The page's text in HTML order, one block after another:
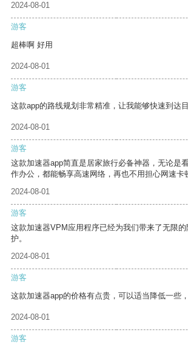
2024-08-01
游客
超棒啊 好用
2024-08-01
游客
这款app的路线规划非常精准，让我能够快速到达目
2024-08-01
游客
这款加速器app简直是居家旅行必备神器，无论是
作办公，都能畅享高速网络，再也不用担心网速卡
2024-08-01
游客
这款加速器VPM应用程序已经为我们带来了无限
护。
2024-08-01
游客
这款加速器app的价格有点贵，可以适当降低一些
2024-08-01
游客